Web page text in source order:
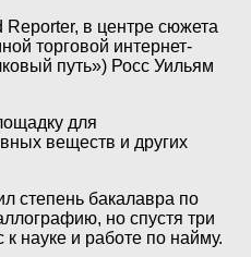
в центре сюжета
торговой интернет-
путь») Росс Уильям
для
веществ и других
степень бакалавра по
но спустя три
к науке и работе по найму.